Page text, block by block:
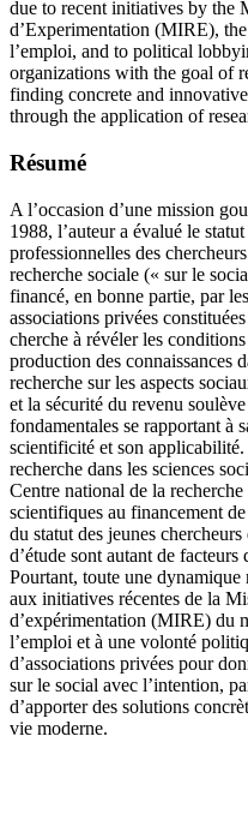
due to recent initiatives by the
d’Experimentation (MIRE),
l’emploi, and to political
organizations with the goal of
finding concrete and
through the application of
Résumé
A l’occasion d’une mission
1988, l’auteur a évalué le
professionnelles des
recherche sociale (« sur le
financé, en bonne partie, par
associations privées
cherche à révéler les
production des connaissances
recherche sur les aspects
et la sécurité du revenu
fondamentales se rapportant à
scientificité et son
recherche dans les sciences
Centre national de la
scientifiques au financement
du statut des jeunes
d’étude sont autant de
Pourtant, toute une dynamique
aux initiatives récentes de la
d’expérimentation (MIRE) du
l’emploi et à une volonté
d’associations privées pour
sur le social avec l’intention,
d’apporter des solutions
vie moderne.